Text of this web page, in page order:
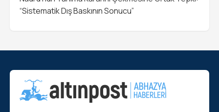
“Sistematik Dış Baskının Sonucu”